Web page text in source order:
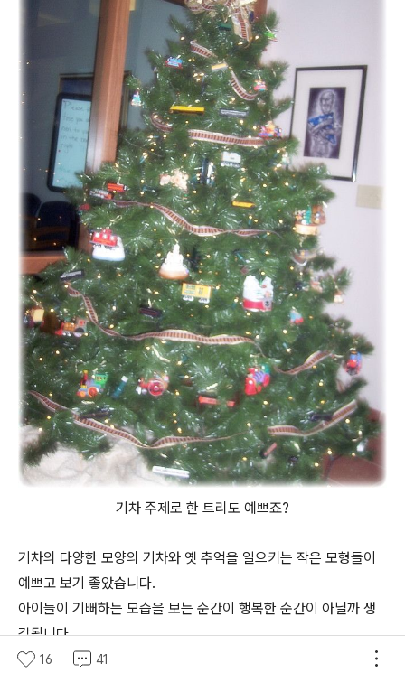
기차 주제로 한 트리도 예쁘죠?
기차의 다양한 모양의 기차와 옛 추억을 일으키는 작은 모형들이
예쁘고 보기 좋았습니다.
아이들이 기뻐하는 모습을 보는 순간이 행복한 순간이 아닐까 생
각됩니다.
16 41